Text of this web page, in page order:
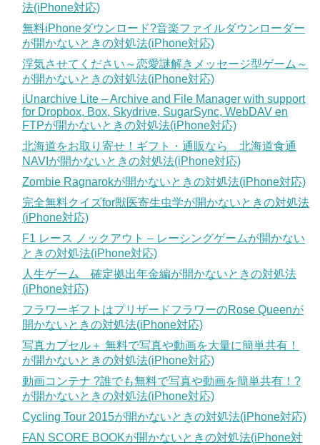
法(iPhone対応)
無料iPhoneダウンロード?音楽ファイルダウンローダー
が開かないときの対処法(iPhone対応)
浮気させてください～恋愛謎解きメッセージ型ゲーム～
が開かないときの対処法(iPhone対応)
iUnarchive Lite – Archive and File Manager with support
for Dropbox, Box, Skydrive, SugarSync, WebDAV en
FTPが開かないときの対処法(iPhone対応)
北海道をお取り寄せ！ギフト・通販なら 北海道食通
NAVIが開かないときの対処法(iPhone対応)
Zombie Ragnarokが開かないときの対処法(iPhone対応)
完全無料クイズfor獣医寄生虫学が開かないときの対処法
(iPhone対応)
F1 レース ノックアウト – レーシングゲームが開かない
ときの対処法(iPhone対応)
人生ゲーム 確定拠出年金編が開かないときの対処法
(iPhone対応)
フラワーギフトはプリザードフラワーのRose Queenが
開かないときの対処法(iPhone対応)
写真カプセル＋ 無料で写真や動画を大量に簡単共有！
が開かないときの対処法(iPhone対応)
動画コンテナ ?誰でも無料で写真や動画を簡単共有！?
が開かないときの対処法(iPhone対応)
Cycling Tour 2015が開かないときの対処法(iPhone対応)
FAN SCORE BOOKが開かないときの対処法(iPhone対